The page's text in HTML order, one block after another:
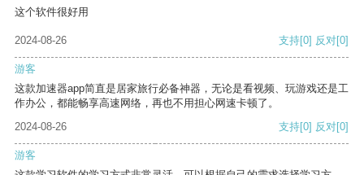
这个软件很好用
2024-08-26 支持[0] 反对[0]
游客
这款加速器app简直是居家旅行必备神器，无论是看视频、玩游戏还是工
作办公，都能畅享高速网络，再也不用担心网速卡顿了。
2024-08-26
支持[0] 反对[0]
游客